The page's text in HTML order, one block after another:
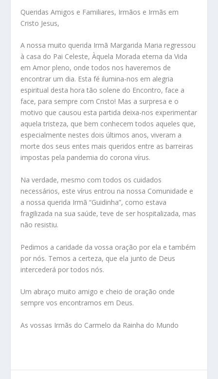
Queridas Amigos e Familiares, Irmãos e Irmãs em
Cristo Jesus,
A nossa muito querida Irmã Margarida Maria regressou
à casa do Pai Celeste, Àquela Morada eterna da Vida
em Amor pleno, onde todos nos haveremos de
encontrar um dia. Esta fé ilumina-nos em alegria
espiritual desta hora tão solene do Encontro, face a
face, para sempre com Cristo! Mas a surpresa e o
motivo que causou esta partida deixa-nos experimentar
aquela tristeza, que bem conhecem todos aqueles que,
especialmente nestes dois últimos anos, viveram a
morte dos seus entes mais queridos entre as barreiras
impostas pela pandemia do corona vírus.
Na verdade, mesmo com todos os cuidados
necessários, este vírus entrou na nossa Comunidade e
a nossa querida Irmã “Guidinha”, como estava
fragilizada na sua saúde, teve de ser hospitalizada, mas
não resistiu.
Pedimos a caridade da vossa oração por ela e também
por nós. Temos a certeza, que ela junto de Deus
intercederá por todos nós.
Um abraço muito amigo e cheio de oração onde
sempre vos encontramos em Deus.
As vossas Irmãs do Carmelo da Rainha do Mundo